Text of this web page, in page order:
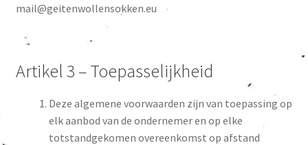
mail@geitenwollensokken.eu
Artikel 3 – Toepasselijkheid
Deze algemene voorwaarden zijn van toepassing op
elk aanbod van de ondernemer en op elke
totstandgekomen overeenkomst op afstand